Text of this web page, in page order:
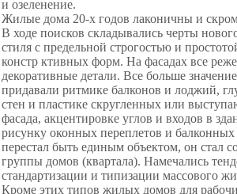
и озеленение.
Жилые дома 20-х годов лаконичны и
В ходе поисков складывались черты
стиля с предельной строгостью и
констр ктивных форм. На фасадах все
декоративные детали. Все больше
придавали ритмике балконов и лоджий,
стен и пластике скругленных или
фасада, акцентировке углов и входов в
рисунку оконных переплетов и
перестал быть единым объектом, он стал
группы домов (квартала). Намечались
стандартизации и типизации массового
Кроме этих типов жилых домов для